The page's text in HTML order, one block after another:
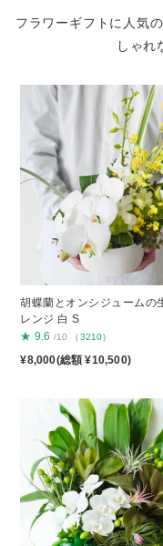
フラワーギフトに人気
しゃれ
胡蝶蘭とオンシジュームの
レンジ 白 S
★ 9.6 /10 （3210）
¥8,000(総額 ¥10,500)